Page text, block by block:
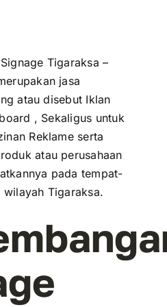
Tigaraksa –
jasa
atau disebut Iklan
, Sekaligus untuk
Reklame serta
atau perusahaan
pada tempat-
Tigaraksa.